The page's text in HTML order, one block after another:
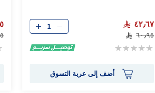
٤٢٫٦٧
٦٠٫٩٥
Rating:
الكمية
أضف إلى عربة التسوق